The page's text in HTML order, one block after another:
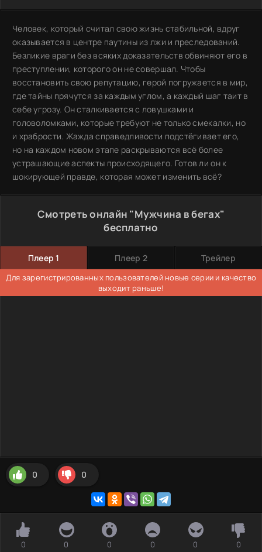
Человек, который считал свою жизнь стабильной, вдруг
оказывается в центре паутины из лжи и преследований.
Безликие враги без всяких доказательств обвиняют его в
преступлении, которого он не совершал. Чтобы
восстановить свою репутацию, герой погружается в мир,
где тайны прячутся за каждым углом, а каждый шаг таит в
себе угрозу. Он сталкивается с ловушками и
головоломками, которые требуют не только смекалки, но
и храбрости. Жажда справедливости подстёгивает его,
но на каждом новом этапе раскрываются всё более
устрашающие аспекты происходящего. Готов ли он к
шокирующей правде, которая может изменить всё?
Смотреть онлайн "Мужчина в бегах"
бесплатно
Плеер 1 Плеер 2 Трейлер
Для зарегистрированных пользователей новые серии и качество
выходит раньше!
0 0
0 0 0 0 0 0